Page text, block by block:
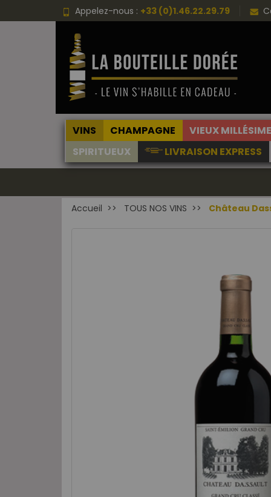
Appelez-nous : +33 (0)1.46.22.29.79
VINS CHAMPAGNE VIEUX
SPIRITUEUX
LIVRAISON EXPRESS
Accueil TOUS NOS VINS Château